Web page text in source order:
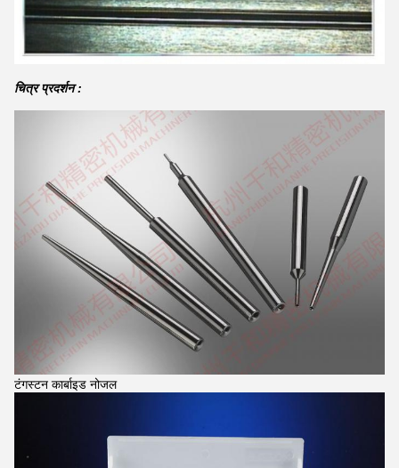
चित्र प्रदर्शन :
टंगस्टन कार्बाइड नोजल